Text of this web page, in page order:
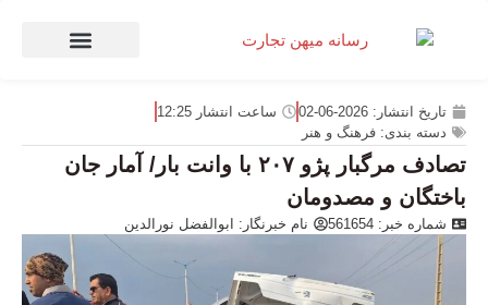
تاریخ انتشار: 2026-06-02 ساعت انتشار 12:25
دسته بندی: فرهنگ و هنر
تصادف مرگبار پژو ۲۰۷ با وانت بار/ آمار جان
باختگان و مصدومان
شماره خبر: 561654 نام خبرنگار: ابوالفضل نورالدین